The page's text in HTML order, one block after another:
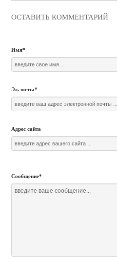
ОСТАВИТЬ КОММЕНТАРИЙ
Имя*
Эл. почта*
Адрес сайта
Сообщение*